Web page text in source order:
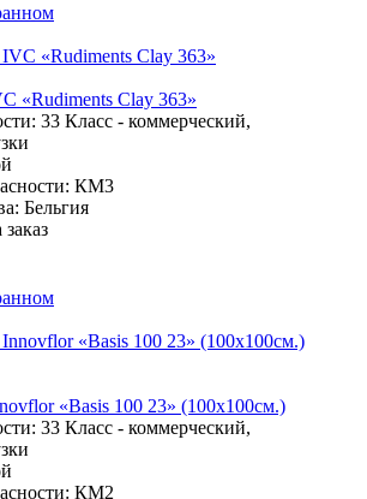
«Rudiments Clay 363»
33 Класс - коммерческий,
КМ3
Бельгия
«Basis 100 23» (100х100см.)
33 Класс - коммерческий,
КМ2